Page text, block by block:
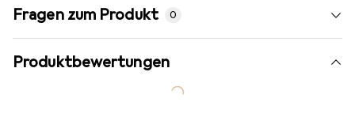
Fragen zum Produkt 0
Produktbewertungen